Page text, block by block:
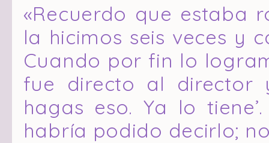
«Recuerdo que estaba
la hicimos seis veces y
Cuando por fin lo
fue directo al director
hagas eso. Ya lo
habría podido decirlo;